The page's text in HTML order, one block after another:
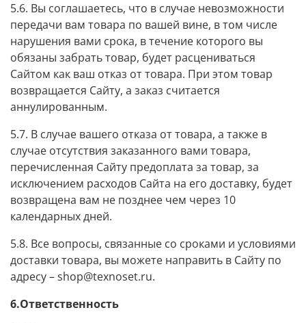
5.6. Вы соглашаетесь, что в случае невозможности
передачи вам товара по вашей вине, в том числе
нарушения вами срока, в течение которого вы
обязаны забрать товар, будет расцениваться
Сайтом как ваш отказ от товара. При этом товар
возвращается Сайту, а заказ считается
аннулированным.
5.7. В случае вашего отказа от товара, а также в
случае отсутствия заказанного вами товара,
перечисленная Сайту предоплата за товар, за
исключением расходов Сайта на его доставку, будет
возвращена вам не позднее чем через 10
календарных дней.
5.8. Все вопросы, связанные со сроками и условиями
доставки товара, вы можете направить в Сайту по
адресу – shop@texnoset.ru.
6.Ответственность